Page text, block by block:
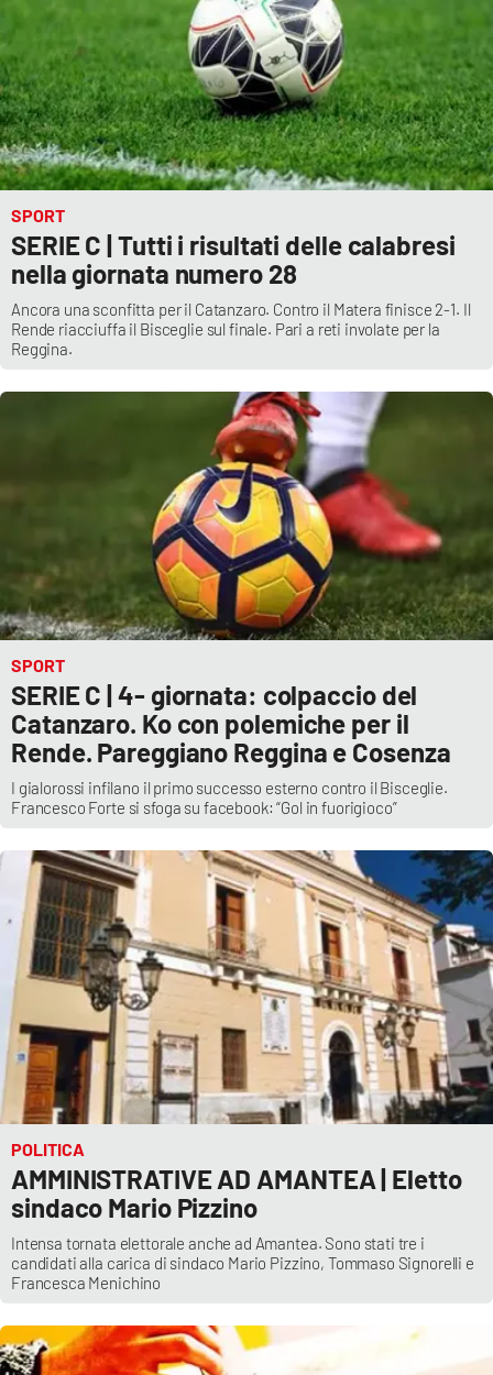
EDIZIONI
LOCALI
Catanzaro
Crotone
Vibo Valentia
Reggio Calabria
Cosenza
Buona Sanità Calabria
LA
CALABRIAVISIONE
Destinazioni
Eventi
Food
Storie
LAC
NETWORK
Lacplay.it
Lactv.it
Laconair.it
Lacitymag.it
Lacapitalenews.it
Ilreggino.it
Cosenzachannel.it
SPORT
SERIE C | Tutti i risultati delle calabresi
nella giornata numero 28
Ancora una sconfitta per il Catanzaro. Contro il Matera finisce 2-1. Il
Rende riacciuffa il Bisceglie sul finale. Pari a reti involate per la
Reggina.
SPORT
SERIE C | 4- giornata: colpaccio del
Catanzaro. Ko con polemiche per il
Rende. Pareggiano Reggina e Cosenza
I gialorossi infilano il primo successo esterno contro il Bisceglie.
Francesco Forte si sfoga su facebook: “Gol in fuorigioco”
POLITICA
AMMINISTRATIVE AD AMANTEA | Eletto
sindaco Mario Pizzino
Intensa tornata elettorale anche ad Amantea. Sono stati tre i
candidati alla carica di sindaco Mario Pizzino, Tommaso Signorelli e
Francesca Menichino